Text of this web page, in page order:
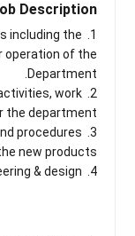
Description
including the
operation of the
Department.
work
the department.
procedures
new products.
4. To manage & implement engineering & design